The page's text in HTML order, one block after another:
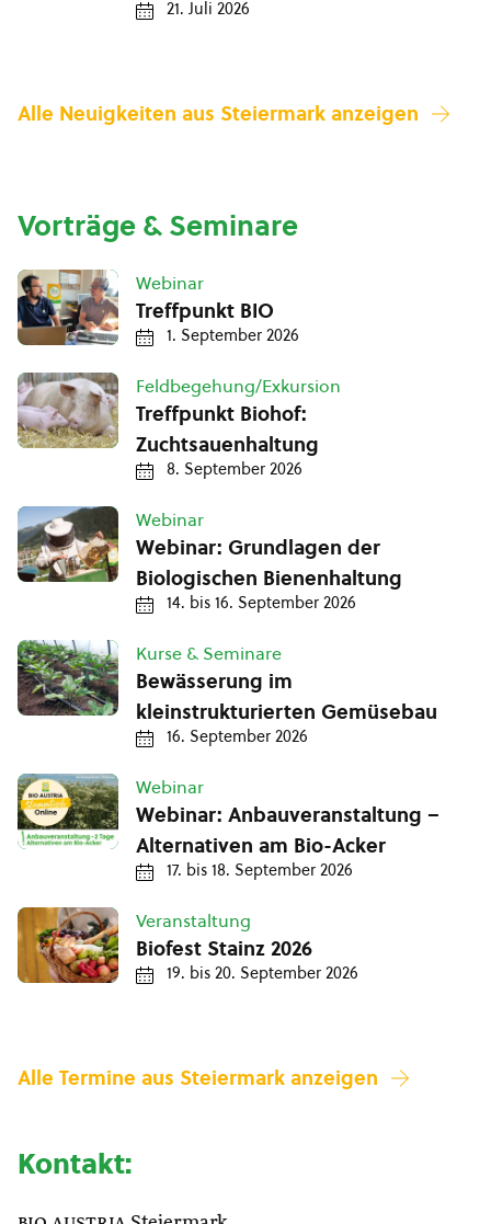
21. Juli 2026
Alle Neuigkeiten aus Steiermark anzeigen
Vorträge & Seminare
Webinar
Treffpunkt BIO
1. September 2026
Feldbegehung/Exkursion
Treffpunkt Biohof:
Zuchtsauenhaltung
8. September 2026
Webinar
Webinar: Grundlagen der
Biologischen Bienenhaltung
14. bis 16. September 2026
Kurse & Seminare
Bewässerung im
kleinstrukturierten Gemüsebau
16. September 2026
Webinar
Webinar: Anbauveranstaltung –
Alternativen am Bio-Acker
17. bis 18. September 2026
Veranstaltung
Biofest Stainz 2026
19. bis 20. September 2026
Alle Termine aus Steiermark anzeigen
Kontakt: